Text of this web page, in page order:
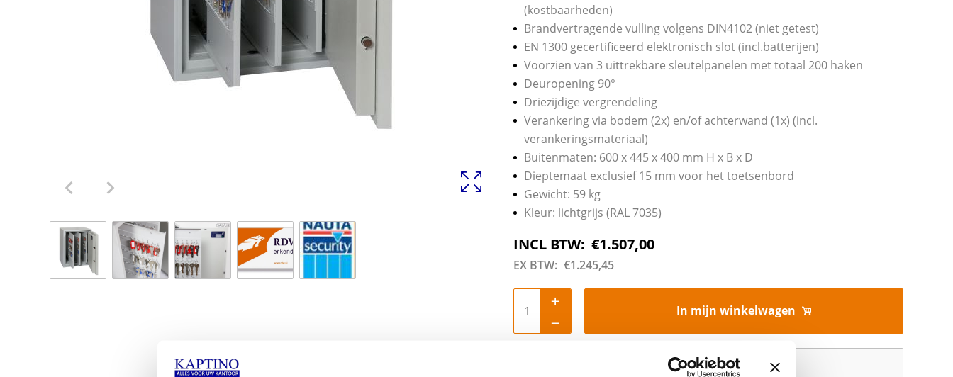
(kostbaarheden)
Brandvertragende vulling volgens DIN4102 (niet getest)
EN 1300 gecertificeerd elektronisch slot (incl.batterijen)
Voorzien van 3 uittrekbare sleutelpanelen met totaal 200 haken
Deuropening 90°
Driezijdige vergrendeling
Verankering via bodem (2x) en/of achterwand (1x) (incl.
verankeringsmateriaal)
Buitenmaten: 600 x 445 x 400 mm H x B x D
Dieptemaat exclusief 15 mm voor het toetsenbord
Gewicht: 59 kg
Kleur: lichtgrijs (RAL 7035)
INCL BTW: €1.507,00
EX BTW: €1.245,45
In mijn winkelwagen
Offerte aanvragen